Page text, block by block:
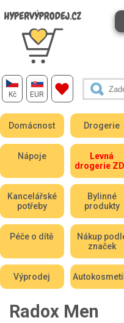
Kč EUR
Domácnost Drogerie
Nápoje
Levná
drogerie
Kancelářské
potřeby
Bylinné
produkty
Péče o dítě
Nákup
značek
Výprodej
Radox Men